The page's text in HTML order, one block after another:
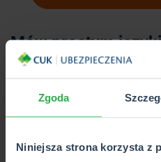
Zgoda
Niniejsza strona korzysta z
Mów prostym
dziedzinie ubezpieczeń. Ale
przyprawić o zawrót głowy.